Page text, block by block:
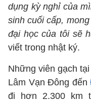
dụng kỳ nghỉ của
sinh cuối cấp,
đại học của tôi sẽ
viết trong nhật ký.
Những viên gạch
Lâm Vạn Đông đến
đi hơn 2.300 km